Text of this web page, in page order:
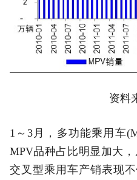
资料
1～3月，多功能乘用车
MPV品种占比明显加大
交叉型乘用车产销表现